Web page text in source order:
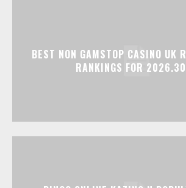
BEST NON GAMSTOP CASINO UK
RANKINGS FOR